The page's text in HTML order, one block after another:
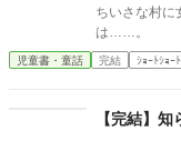
ちいさな村に女の子がい
は……。
児童書・童話 完結 ｼｮｰﾄｼｮｰﾄ
【完結】